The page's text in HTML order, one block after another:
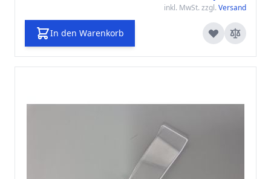
inkl. MwSt. zzgl. Versand
In den Warenkorb